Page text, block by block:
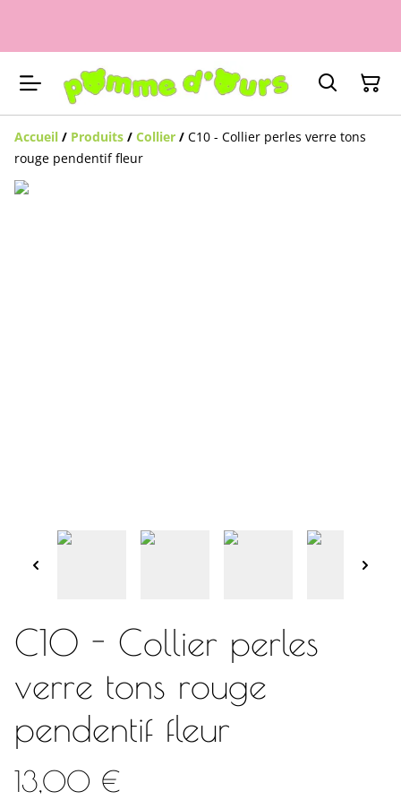
Accueil / Produits / Collier / C10 - Collier perles verre tons
rouge pendentif fleur
C10 - Collier perles
verre tons rouge
pendentif fleur
13,00 €